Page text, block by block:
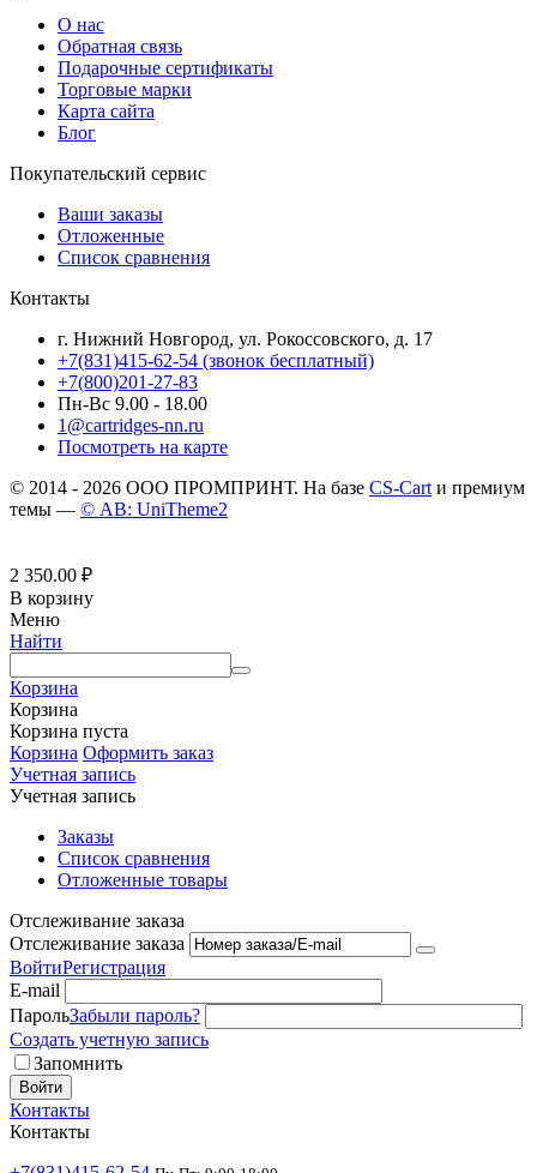
О нас
Обратная связь
Подарочные сертификаты
Торговые марки
Карта сайта
Блог
Покупательский сервис
Ваши заказы
Отложенные
Список сравнения
Контакты
г. Нижний Новгород, ул. Рокоссовского, д. 17
+7(831)415-62-54 (звонок бесплатный)
+7(800)201-27-83
Пн-Вс 9.00 - 18.00
1@cartridges-nn.ru
Посмотреть на карте
© 2014 - 2026 ООО ПРОМПРИНТ. На базе CS-Cart и премиум
темы — © AB: UniTheme2
2 350.00 ₽
В корзину
Меню
Найти
Корзина
Корзина
Корзина пуста
Корзина Оформить заказ
Учетная запись
Учетная запись
Заказы
Список сравнения
Отложенные товары
Отслеживание заказа
Отслеживание заказа
ВойтиРегистрация
E-mail
ПарольЗабыли пароль?
Создать учетную запись
Запомнить
Войти
Контакты
Контакты